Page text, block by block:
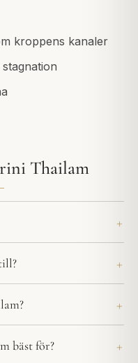
kroppens kanaler
Thailam
bäst för?